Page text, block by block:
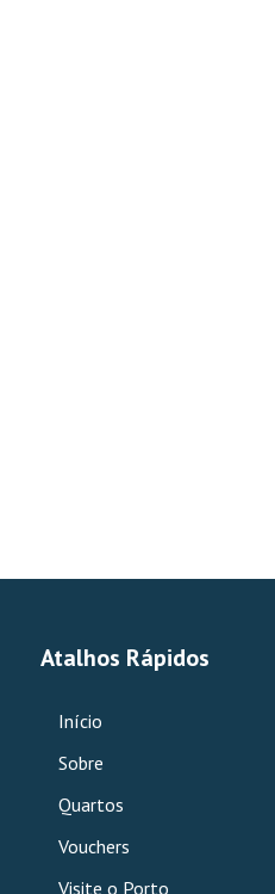
Atalhos Rápidos
Início
Sobre
Quartos
Vouchers
Visite o Porto